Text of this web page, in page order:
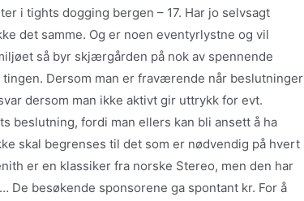
i tights dogging bergen – 17. Har jo selvsagt
det samme. Og er noen eventyrlystne og vil
så byr skjærgården på nok av spennende
Dersom man er fraværende når beslutninger
dersom man ikke aktivt gir uttrykk for evt.
beslutning, fordi man ellers kan bli ansett å ha
skal begrenses til det som er nødvendig på hvert
er en klassiker fra norske Stereo, men den har
De besøkende sponsorene ga spontant kr. For å